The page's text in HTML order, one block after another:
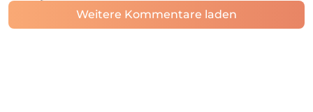
Weitere Kommentare laden